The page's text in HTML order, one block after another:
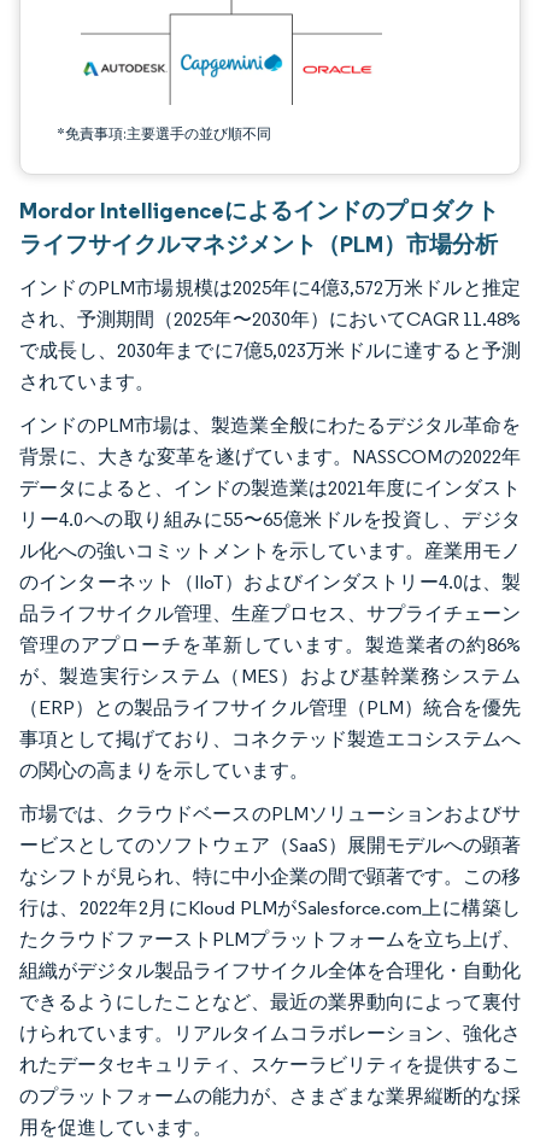
*免責事項:主要選手の並び順不同
Mordor Intelligenceによるインドのプロダクト
ライフサイクルマネジメント（PLM）市場分析
インドのPLM市場規模は2025年に4億3,572万米ドルと推定
され、予測期間（2025年〜2030年）においてCAGR 11.48%
で成長し、2030年までに7億5,023万米ドルに達すると予測
されています。
インドのPLM市場は、製造業全般にわたるデジタル革命を
背景に、大きな変革を遂げています。NASSCOMの2022年
データによると、インドの製造業は2021年度にインダスト
リー4.0への取り組みに55〜65億米ドルを投資し、デジタ
ル化への強いコミットメントを示しています。産業用モノ
のインターネット（IIoT）およびインダストリー4.0は、製
品ライフサイクル管理、生産プロセス、サプライチェーン
管理のアプローチを革新しています。製造業者の約86%
が、製造実行システム（MES）および基幹業務システム
（ERP）との製品ライフサイクル管理（PLM）統合を優先
事項として掲げており、コネクテッド製造エコシステムへ
の関心の高まりを示しています。
市場では、クラウドベースのPLMソリューションおよびサ
ービスとしてのソフトウェア（SaaS）展開モデルへの顕著
なシフトが見られ、特に中小企業の間で顕著です。この移
行は、2022年2月にKloud PLMがSalesforce.com上に構築し
たクラウドファーストPLMプラットフォームを立ち上げ、
組織がデジタル製品ライフサイクル全体を合理化・自動化
できるようにしたことなど、最近の業界動向によって裏付
けられています。リアルタイムコラボレーション、強化さ
れたデータセキュリティ、スケーラビリティを提供するこ
のプラットフォームの能力が、さまざまな業界縦断的な採
用を促進しています。